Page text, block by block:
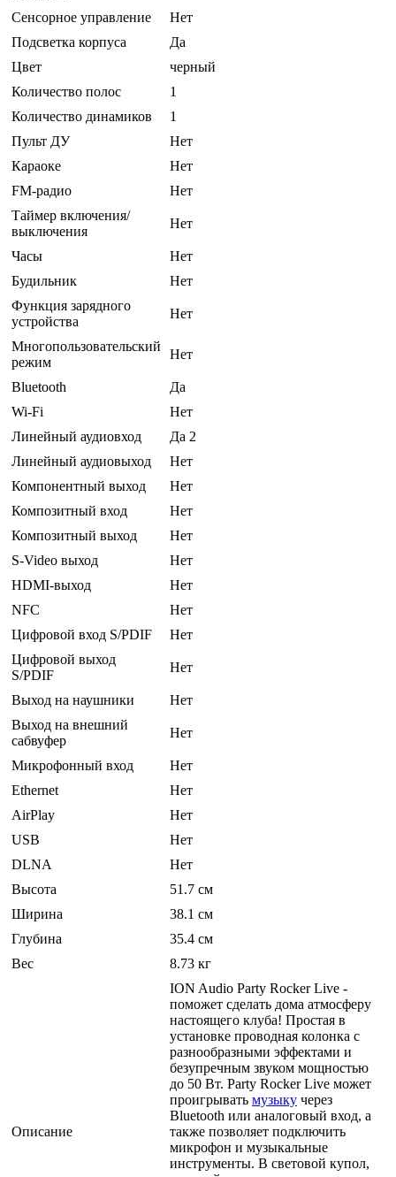
Сенсорное управление
Нет
Подсветка корпуса
Да
Цвет
черный
Количество полос
1
Количество динамиков
1
Пульт ДУ
Нет
Караоке
Нет
FM-радио
Нет
Таймер включения/
выключения
Нет
Часы
Нет
Будильник
Нет
Функция зарядного
устройства
Нет
Многопользовательский
режим
Нет
Bluetooth
Да
Wi-Fi
Нет
Линейный аудиовход
Да 2
Линейный аудиовыход
Нет
Компонентный выход
Нет
Композитный вход
Нет
Композитный выход
Нет
S-Video выход
Нет
HDMI-выход
Нет
NFC
Нет
Цифровой вход S/PDIF
Нет
Цифровой выход
S/PDIF
Нет
Выход на наушники
Нет
Выход на внешний
сабвуфер
Нет
Микрофонный вход
Нет
Ethernet
Нет
AirPlay
Нет
USB
Нет
DLNA
Нет
Высота
51.7 см
Ширина
38.1 см
Глубина
35.4 см
Вес
8.73 кг
Описание
ION Audio Party Rocker Live -
поможет сделать дома атмосферу
настоящего клуба! Простая в
установке проводная колонка с
разнообразными эффектами и
безупречным звуком мощностью
до 50 Вт. Party Rocker Live может
проигрывать музыку через
Bluetooth или аналоговый вход, а
также позволяет подключить
микрофон и музыкальные
инструменты. В световой купол,